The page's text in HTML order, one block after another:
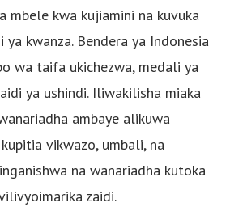
mbele kwa kujiamini na kuvuka
kwanza. Bendera ya Indonesia
wa taifa ukichezwa, medali ya
ya ushindi. Iliwakilisha miaka
ambaye alikuwa
vikwazo, umbali, na
na wanariadha kutoka
zaidi.